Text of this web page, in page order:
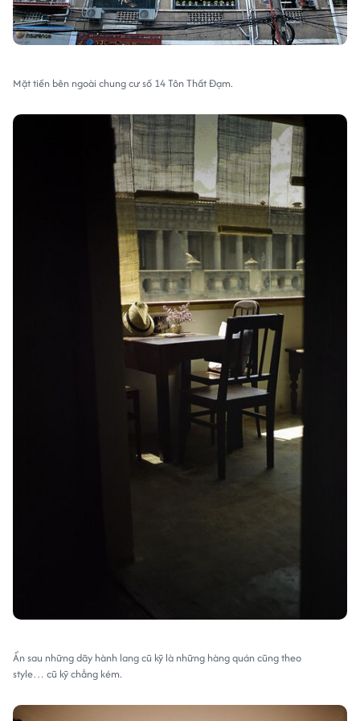
Mặt tiền bên ngoài chung cư số 14 Tôn Thất Đạm.
Ẩn sau những dãy hành lang cũ kỹ là những hàng quán cũng theo
style… cũ kỹ chẳng kém.